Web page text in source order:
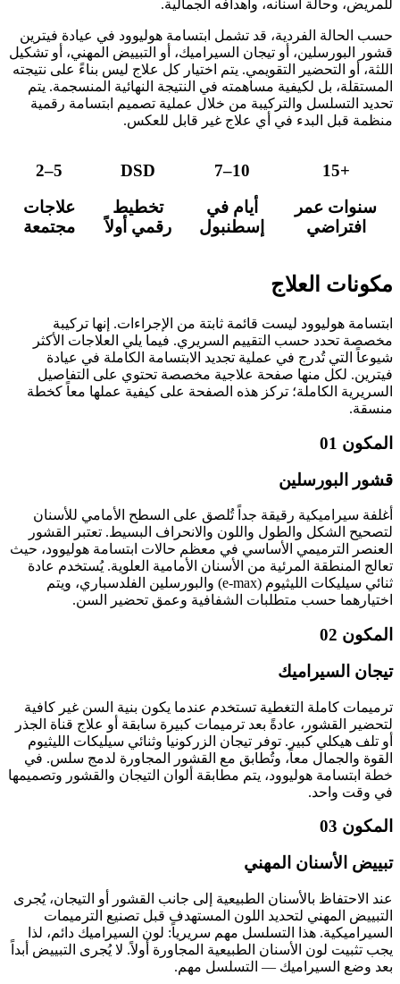
للمريض، وحالة أسنانه، وأهدافه الجمالية.
حسب الحالة الفردية، قد تشمل ابتسامة هوليوود في عيادة فيترين
قشور البورسلين، أو تيجان السيراميك، أو التبييض المهني، أو تشكيل
اللثة، أو التحضير التقويمي. يتم اختيار كل علاج ليس بناءً على نتيجته
المستقلة، بل لكيفية مساهمته في النتيجة النهائية المنسجمة. يتم
تحديد التسلسل والتركيبة من خلال عملية تصميم ابتسامة رقمية
منظمة قبل البدء في أي علاج غير قابل للعكس.
2–5
علاجات
مجتمعة
DSD
تخطيط
رقمي أولاً
7–10
أيام في
إسطنبول
15+
سنوات عمر
افتراضي
مكونات العلاج
ابتسامة هوليوود ليست قائمة ثابتة من الإجراءات. إنها تركيبة
مخصصة تحدد حسب التقييم السريري. فيما يلي العلاجات الأكثر
شيوعاً التي تُدرج في عملية تجديد الابتسامة الكاملة في عيادة
فيترين. لكل منها صفحة علاجية مخصصة تحتوي على التفاصيل
السريرية الكاملة؛ تركز هذه الصفحة على كيفية عملها معاً كخطة
منسقة.
المكون 01
قشور البورسلين
أغلفة سيراميكية رقيقة جداً تُلصق على السطح الأمامي للأسنان
لتصحيح الشكل والطول واللون والانحراف البسيط. تعتبر القشور
العنصر الترميمي الأساسي في معظم حالات ابتسامة هوليوود، حيث
تعالج المنطقة المرئية من الأسنان الأمامية العلوية. يُستخدم عادة
ثنائي سيليكات الليثيوم (e-max) والبورسلين الفلدسباري، ويتم
اختيارهما حسب متطلبات الشفافية وعمق تحضير السن.
المكون 02
تيجان السيراميك
ترميمات كاملة التغطية تستخدم عندما يكون بنية السن غير كافية
لتحضير القشور، عادةً بعد ترميمات كبيرة سابقة أو علاج قناة الجذر
أو تلف هيكلي كبير. توفر تيجان الزركونيا وثنائي سيليكات الليثيوم
القوة والجمال معاً، وتُطابق مع القشور المجاورة لدمج سلس. في
خطة ابتسامة هوليوود، يتم مطابقة ألوان التيجان والقشور وتصميمها
في وقت واحد.
المكون 03
تبييض الأسنان المهني
عند الاحتفاظ بالأسنان الطبيعية إلى جانب القشور أو التيجان، يُجرى
التبييض المهني لتحديد اللون المستهدف قبل تصنيع الترميمات
السيراميكية. هذا التسلسل مهم سريرياً: لون السيراميك دائم، لذا
يجب تثبيت لون الأسنان الطبيعية المجاورة أولاً. لا يُجرى التبييض أبداً
بعد وضع السيراميك — التسلسل مهم.